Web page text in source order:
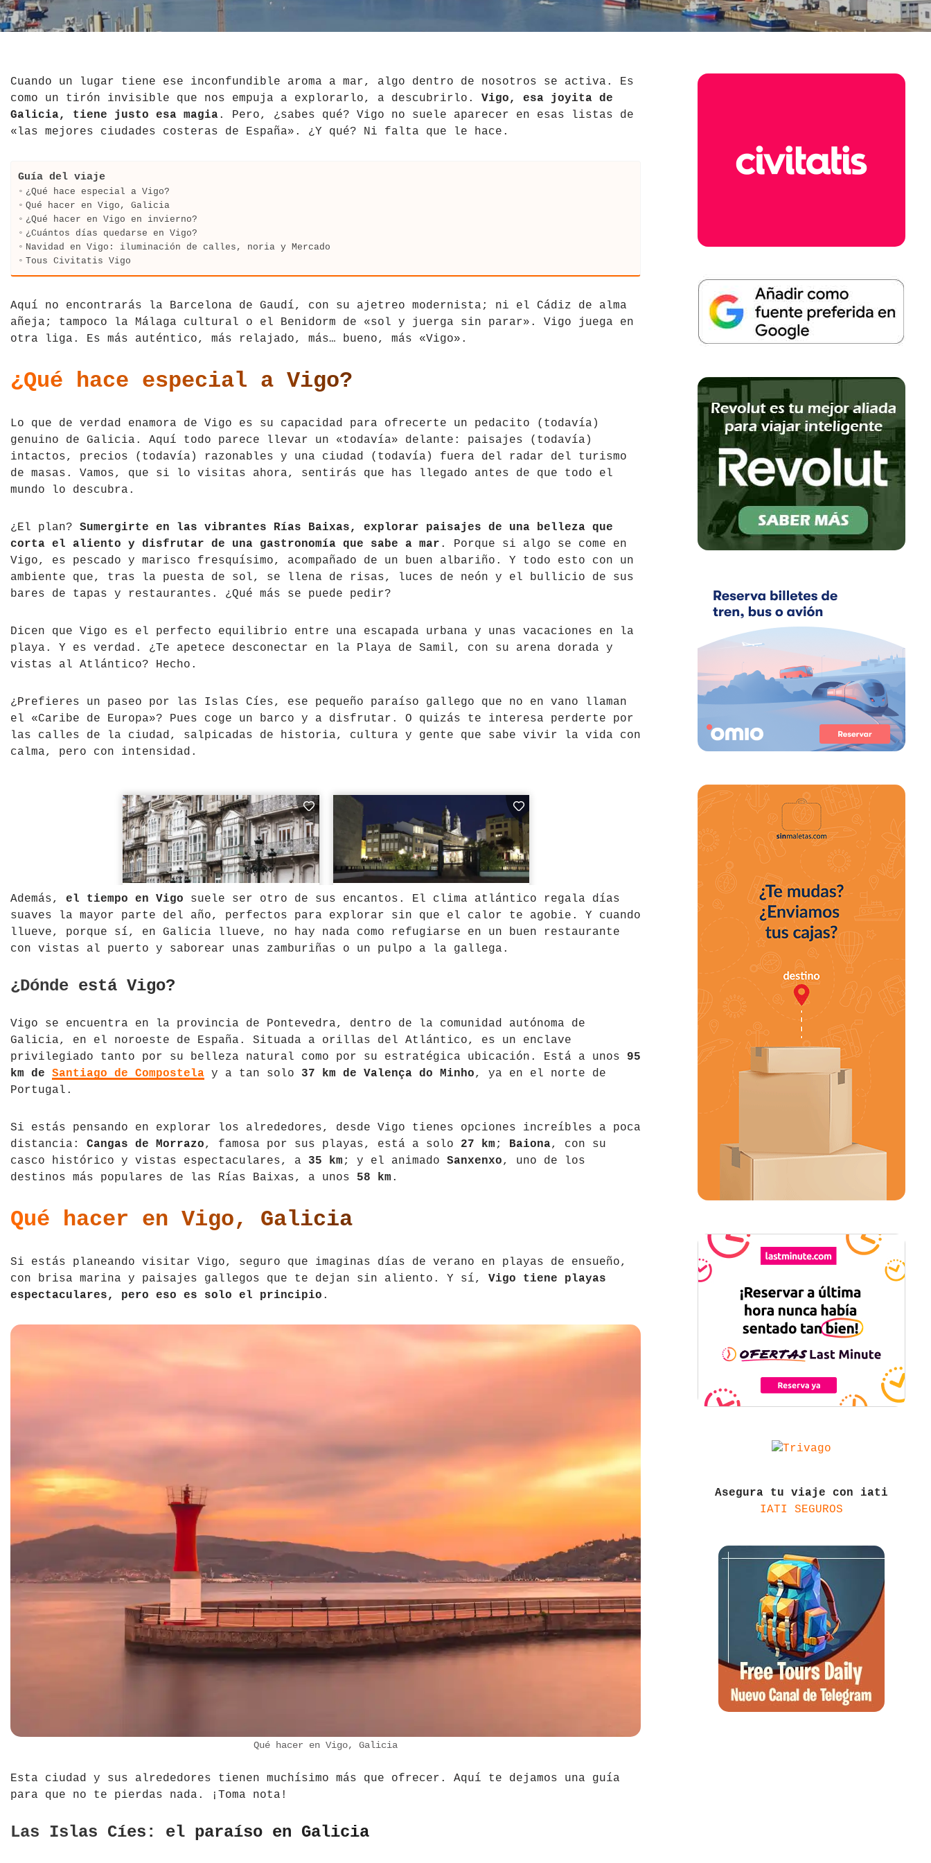
El Salvador
Hawái
México
Paraguay
Perú
República Dominicana
Jordania
La India
Madagascar
Maldivas
Mongolia
Nepal
Tailandia
Tíbet
Croacia
Escocia
Eslovenia
Finlandia
Francia
Grecia
Inglaterra
Irlanda
Italia
Letonia
Liechtenstein
Macedonia del Norte
País de Gales
Portugal
República Checa
Serbia
Suecia
Cuando un lugar tiene ese inconfundible aroma a mar, algo dentro de nosotros se activa. Es
como un tirón invisible que nos empuja a explorarlo, a descubrirlo. Vigo, esa joyita de
Galicia, tiene justo esa magia. Pero, ¿sabes qué? Vigo no suele aparecer en esas listas de
«las mejores ciudades costeras de España». ¿Y qué? Ni falta que le hace.
Guía del viaje
¿Qué hace especial a Vigo?
Qué hacer en Vigo, Galicia
¿Qué hacer en Vigo en invierno?
¿Cuántos días quedarse en Vigo?
Navidad en Vigo: iluminación de calles, noria y Mercado
Tous Civitatis Vigo
Aquí no encontrarás la Barcelona de Gaudí, con su ajetreo modernista; ni el Cádiz de alma
añeja; tampoco la Málaga cultural o el Benidorm de «sol y juerga sin parar». Vigo juega en
otra liga. Es más auténtico, más relajado, más… bueno, más «Vigo».
¿Qué hace especial a Vigo?
Lo que de verdad enamora de Vigo es su capacidad para ofrecerte un pedacito (todavía)
genuino de Galicia. Aquí todo parece llevar un «todavía» delante: paisajes (todavía)
intactos, precios (todavía) razonables y una ciudad (todavía) fuera del radar del turismo
de masas. Vamos, que si lo visitas ahora, sentirás que has llegado antes de que todo el
mundo lo descubra.
¿El plan? Sumergirte en las vibrantes Rías Baixas, explorar paisajes de una belleza que
corta el aliento y disfrutar de una gastronomía que sabe a mar . Porque si algo se come en
Vigo, es pescado y marisco fresquísimo, acompañado de un buen albariño. Y todo esto con un
ambiente que, tras la puesta de sol, se llena de risas, luces de neón y el bullicio de sus
bares de tapas y restaurantes. ¿Qué más se puede pedir?
Dicen que Vigo es el perfecto equilibrio entre una escapada urbana y unas vacaciones en la
playa. Y es verdad. ¿Te apetece desconectar en la Playa de Samil, con su arena dorada y
vistas al Atlántico? Hecho.
¿Prefieres un paseo por las Islas Cíes, ese pequeño paraíso gallego que no en vano llaman
el «Caribe de Europa»? Pues coge un barco y a disfrutar. O quizás te interesa perderte por
las calles de la ciudad, salpicadas de historia, cultura y gente que sabe vivir la vida con
calma, pero con intensidad.
Además, el tiempo en Vigo suele ser otro de sus encantos. El clima atlántico regala días
suaves la mayor parte del año, perfectos para explorar sin que el calor te agobie. Y cuando
llueve, porque sí, en Galicia llueve, no hay nada como refugiarse en un buen restaurante
con vistas al puerto y saborear unas zamburiñas o un pulpo a la gallega.
¿Dónde está Vigo?
Vigo se encuentra en la provincia de Pontevedra, dentro de la comunidad autónoma de
Galicia, en el noroeste de España. Situada a orillas del Atlántico, es un enclave
privilegiado tanto por su belleza natural como por su estratégica ubicación. Está a unos 95
km de Santiago de Compostela y a tan solo 37 km de Valença do Minho, ya en el norte de
Portugal.
Si estás pensando en explorar los alrededores, desde Vigo tienes opciones increíbles a poca
distancia: Cangas de Morrazo, famosa por sus playas, está a solo 27 km ; Baiona, con su
casco histórico y vistas espectaculares, a 35 km ; y el animado Sanxenxo, uno de los
destinos más populares de las Rías Baixas, a unos 58 km .
Qué hacer en Vigo, Galicia
Si estás planeando visitar Vigo, seguro que imaginas días de verano en playas de ensueño,
con brisa marina y paisajes gallegos que te dejan sin aliento. Y sí, Vigo tiene playas
espectaculares, pero eso es solo el principio .
Qué hacer en Vigo, Galicia
Esta ciudad y sus alrededores tienen muchísimo más que ofrecer. Aquí te dejamos una guía
para que no te pierdas nada. ¡Toma nota!
Las Islas Cíes: el paraíso en Galicia
Asegura tu viaje con iati
IATI SEGUROS